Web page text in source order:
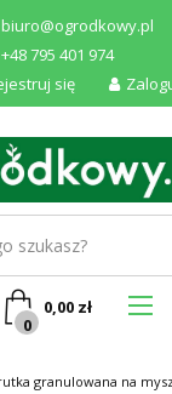
biuro@ogrodkowy.pl
+48 795 401 974
się
0
0,00 zł
granulowana na